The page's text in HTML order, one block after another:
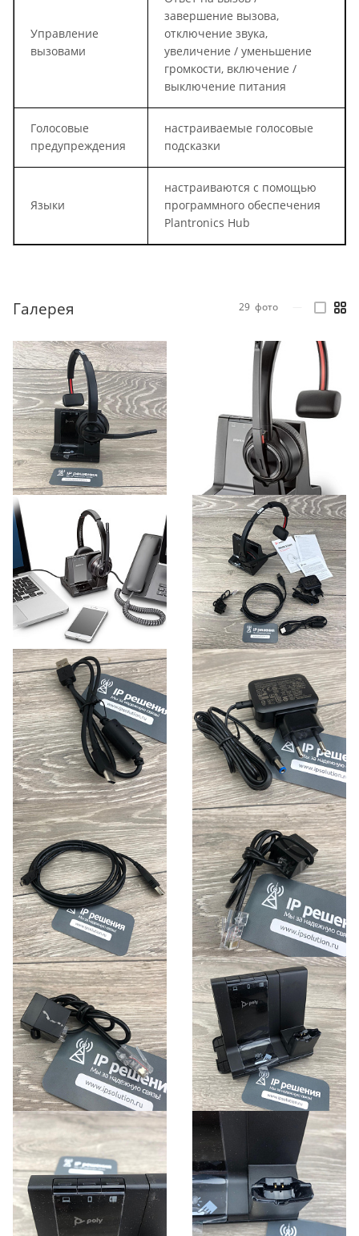
Управление
вызовами
завершение вызова,
отключение звука,
увеличение / уменьшение
громкости, включение /
выключение питания
Голосовые
предупреждения
настраиваемые голосовые
подсказки
Языки
настраиваются с помощью
программного обеспечения
Plantronics Hub
Галерея 29 фото